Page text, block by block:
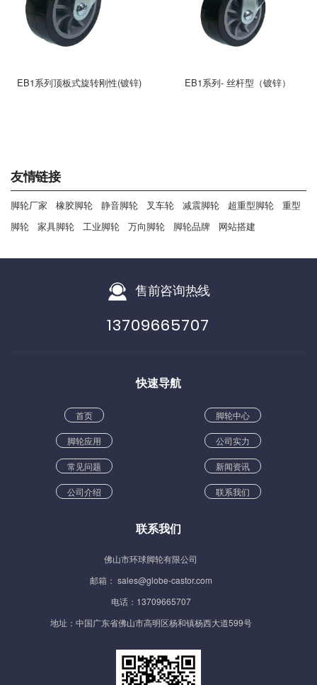
EB1系列顶板式旋转刚性(镀锌) EB1系列- 丝杆型（镀锌）
友情链接
脚轮厂家 橡胶脚轮 静音脚轮 叉车轮 减震脚轮 超重型脚轮
重型
脚轮
家具脚轮 工业脚轮 万向脚轮 脚轮品牌 网站搭建
售前咨询热线
13709665707
快速导航
首页 脚轮中心
脚轮应用 公司实力
常见问题 新闻资讯
公司介绍 联系我们
联系我们
佛山市环球脚轮有限公司
邮箱： sales@globe-castor.com
电话：13709665707
地址：中国广东省佛山市高明区杨和镇杨西大道599号